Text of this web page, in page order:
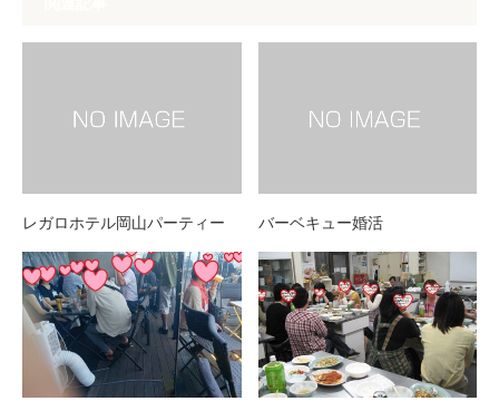
レガロホテル岡山パーティー バーベキュー婚活